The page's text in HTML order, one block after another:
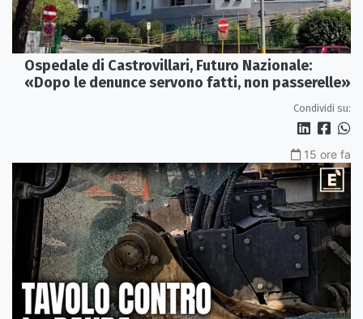
Ospedale di Castrovillari, Futuro Nazionale:
«Dopo le denunce servono fatti, non passerelle»
Condividi su:
15 ore fa